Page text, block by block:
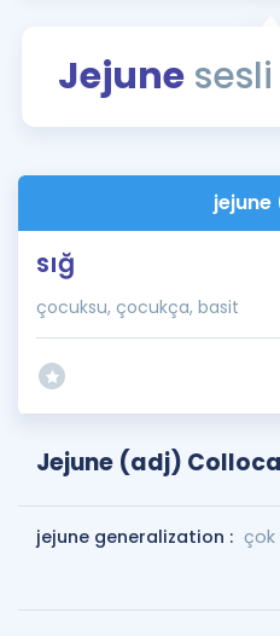
Rehberlik Aracı
ÖSYM Sınav Takvimi
Kampanyalar
Blog
Jejune
sığ
çocuksu, çocukça, basit
Jejune (adj)
jejune generalization : çok